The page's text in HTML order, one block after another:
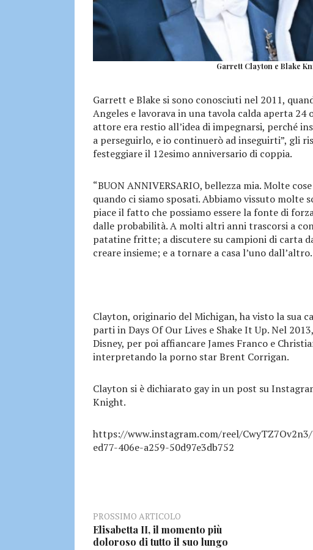
Garrett Clayton e Blake
Garrett e Blake si sono conosciuti nel 2011,
Angeles e lavorava in una tavola calda aperta 24
attore era restio all’idea di impegnarsi, perché
a perseguirlo, e io continuerò ad inseguirti”, gli
festeggiare il 12esimo anniversario di coppia.
“BUON ANNIVERSARIO, bellezza mia. Molte
quando ci siamo sposati. Abbiamo vissuto
piace il fatto che possiamo essere la fonte di
dalle probabilità. A molti altri anni trascorsi a
patatine fritte; a discutere su campioni di carta
creare insieme; e a tornare a casa l’uno
Clayton, originario del Michigan, ha visto la sua
parti in Days Of Our Lives e Shake It Up. Nel
Disney, per poi affiancare James Franco e
interpretando la porno star Brent Corrigan.
Clayton si è dichiarato gay in un post su
Knight.
https://www.instagram.com/reel/
ed77-406e-a259-50d97e3db752
PROSSIMO ARTICOLO
Elisabetta II, il momento più
doloroso di tutto il suo lungo